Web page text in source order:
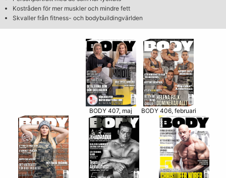
Kostråden för mer muskler och mindre fett
Skvaller från fitness- och bodybuildingvärlden
BODY 407, maj BODY 406, februari